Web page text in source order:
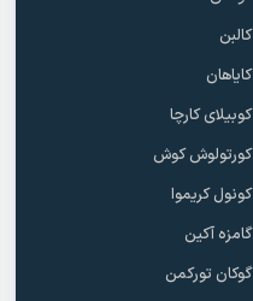
کالبن
کایاهان
کوبیلای کارچا
کورتولوش کوش
کونول کریموا
گامزه آکین
گوکان تورکمن